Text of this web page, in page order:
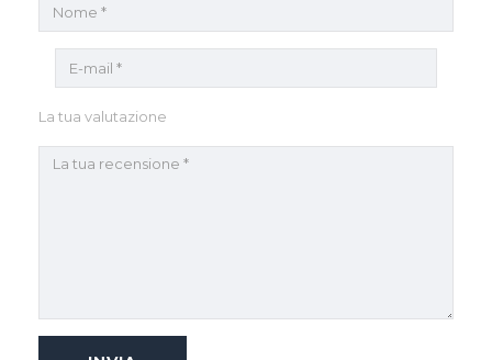
La tua valutazione